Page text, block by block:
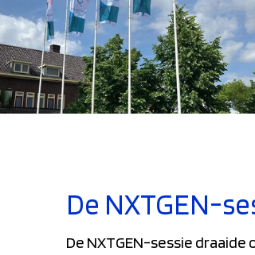
De NXTGEN-
De NXTGEN-sessie